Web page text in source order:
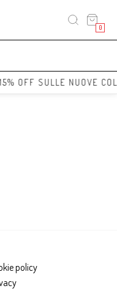
0
OFF SULLE NUOVE
policy